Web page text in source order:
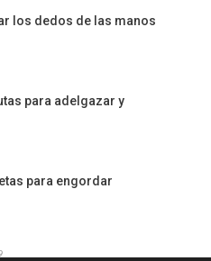
los dedos de las manos
para adelgazar y
para engordar